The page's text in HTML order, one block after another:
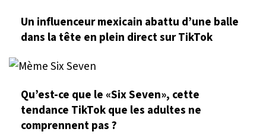
Un influenceur mexicain abattu d’une balle
dans la tête en plein direct sur TikTok
Qu’est-ce que le «Six Seven», cette
tendance TikTok que les adultes ne
comprennent pas ?